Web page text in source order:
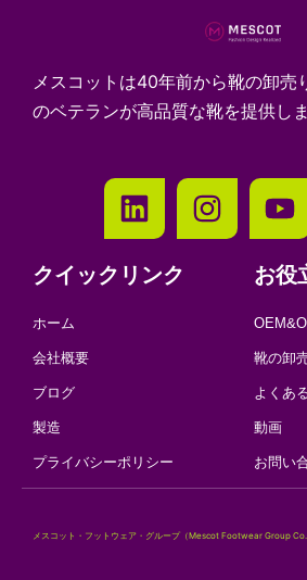
メスコットは40年前から靴の卸売
のベテランが高品質な靴を提供しま
クイックリンク
ホーム
会社概要
ブログ
製造
プライバシーポリシー
お役
靴の卸
よくあ
動画
お問い
メスコット・フットウェア・グループ（Mescot Footwear Group Co.